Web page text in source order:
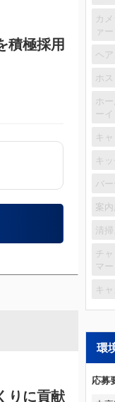
積極採用
りに貢献
カ
ァー
ヘ
ホス
ホ
ーイ
キ
キ
バ
案
清
チ
マー
キャ
環
応募